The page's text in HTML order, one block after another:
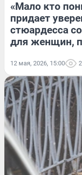
«Мало кто
придает
стюардесса
для женщин,
12 мая, 2026, 15:00